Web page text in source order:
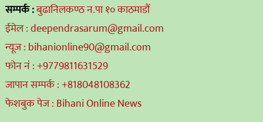
सम्पर्क :बुढानिलकण्ठ न.पा १० काठमाडौं
ईमेल : deependrasarum@gmail.com
न्यूज : bihanionline90@gmail.com
फोन नं : +9779811631529
जापान सम्पर्क : +818048108362
फेशबुक पेज : Bihani Online News